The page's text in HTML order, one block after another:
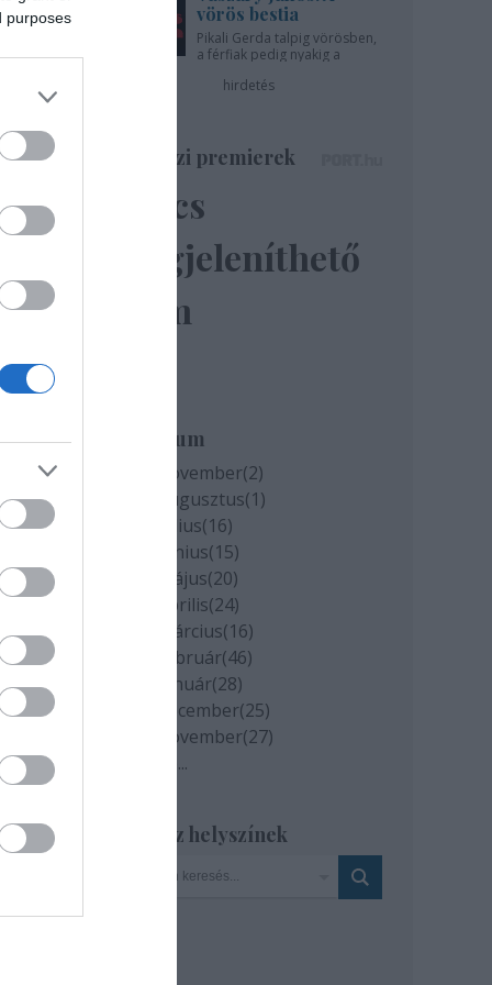
purposes
vörös bestia
Pikali Gerda talpig vörösben,
a férfiak pedig nyakig a
hirdetés
Színházi premierek
Nincs
megjeleníthető
elem
Archívum
2020 november(2)
2020 augusztus(1)
2020 július(16)
2020 június(15)
2020 május(20)
2020 április(24)
2020 március(16)
2020 február(46)
2020 január(28)
2019 december(25)
2019 november(27)
...
Szinház helyszínek